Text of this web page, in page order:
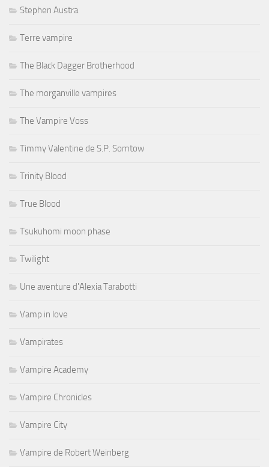
Stephen Austra
Terre vampire
The Black Dagger Brotherhood
The morganville vampires
The Vampire Voss
Timmy Valentine de S.P. Somtow
Trinity Blood
True Blood
Tsukuhomi moon phase
Twilight
Une aventure d'Alexia Tarabotti
Vamp in love
Vampirates
Vampire Academy
Vampire Chronicles
Vampire City
Vampire de Robert Weinberg